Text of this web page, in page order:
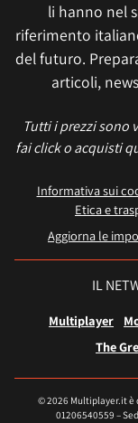
li hanno nel
riferimento
del futuro.
articoli,
Tutti i prezzi sono
fai click o acquisti
Informativa sui
Etica e
Aggiorna le
IL
Multiplayer
The
© 2026 Multiplayer.it è
01206540559 –